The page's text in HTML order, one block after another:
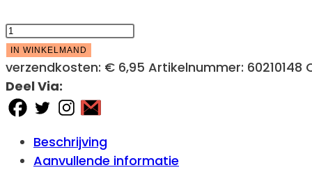
ALUTRUSS
SINGLELOCK
SPAC-
41
4-
way
Crosspiece
90°
IN WINKELMAND
verzendkosten: € 6,95 Artikelnummer: 60210148
Deel Via:
Beschrijving
Aanvullende informatie